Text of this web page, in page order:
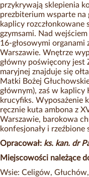
przykrywają sklepienia
prezbiterium wsparte na
kaplicy rozczłonkowane
gzymsami. Nad
16-głosowymi organami
Warszawie. Wnętrze
główny poświęcony jest
maryjnej znajduje się
Matki Bożej
głównym), zaś w kaplicy
krucyfiks. Wyposażenie
ręcznie kuta ambona z
Warszawie, barokowa
konfesjonały i
Opracował: ks. kan. dr
Miejscowości należące
Wsie: Celigów,